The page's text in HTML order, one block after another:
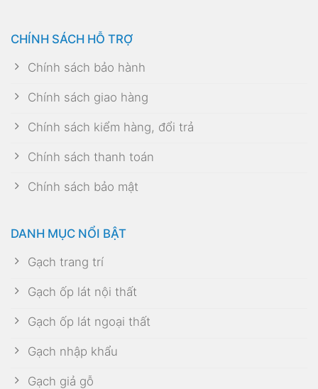
CHÍNH SÁCH HỖ TRỢ
Chính sách bảo hành
Chính sách giao hàng
Chính sách kiểm hàng, đổi trả
Chính sách thanh toán
Chính sách bảo mật
DANH MỤC NỔI BẬT
Gạch trang trí
Gạch ốp lát nội thất
Gạch ốp lát ngoại thất
Gạch nhập khẩu
Gạch giả gỗ